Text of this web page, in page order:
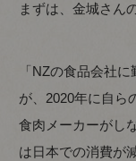
まずは、金城さん
「NZの食品会社
が、2020年に自ら
食肉メーカーがし
は日本での消費が